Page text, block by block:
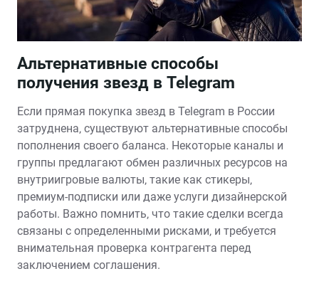
Альтернативные способы
получения звезд в Telegram
Если прямая покупка звезд в Telegram в России
затруднена‚ существуют альтернативные способы
пополнения своего баланса. Некоторые каналы и
группы предлагают обмен различных ресурсов на
внутриигровые валюты‚ такие как стикеры‚
премиум-подписки или даже услуги дизайнерской
работы. Важно помнить‚ что такие сделки всегда
связаны с определенными рисками‚ и требуется
внимательная проверка контрагента перед
заключением соглашения.